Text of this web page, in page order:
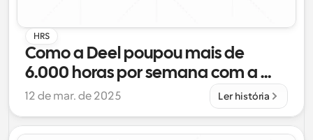
HRS
Como a Deel poupou mais de
6.000 horas por semana com a
solução de agendamento
personalizada da Cal.com
12 de mar. de 2025 Ler história